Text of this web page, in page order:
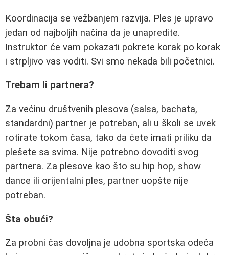
Koordinacija se vežbanjem razvija. Ples je upravo
jedan od najboljih načina da je unapredite.
Instruktor će vam pokazati pokrete korak po korak
i strpljivo vas voditi. Svi smo nekada bili početnici.
Trebam li partnera?
Za većinu društvenih plesova (salsa, bachata,
standardni) partner je potreban, ali u školi se uvek
rotirate tokom časa, tako da ćete imati priliku da
plešete sa svima. Nije potrebno dovoditi svog
partnera. Za plesove kao što su hip hop, show
dance ili orijentalni ples, partner uopšte nije
potreban.
Šta obući?
Za probni čas dovoljna je udobna sportska odeća